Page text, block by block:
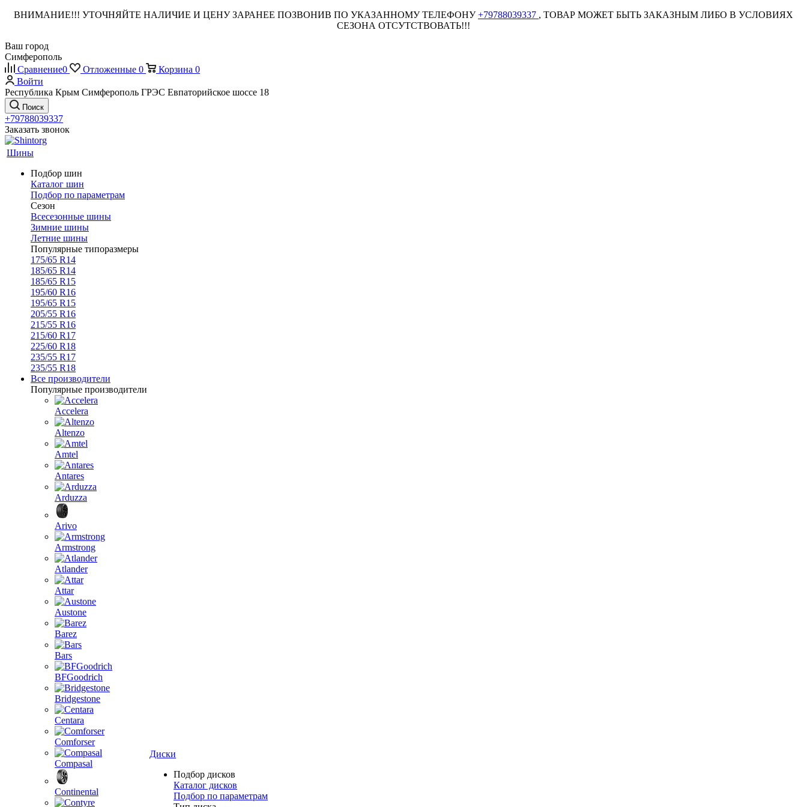
ВНИМАНИЕ!!! УТОЧНЯЙТЕ НАЛИЧИЕ И ЦЕНУ ЗАРАНЕЕ ПОЗВОНИВ ПО УКАЗАННОМУ ТЕЛЕФОНУ+79788039337 , ТОВАР МОЖЕТ БЫТЬ ЗАКАЗНЫМ ЛИБО В УСЛОВИЯХ
СЕЗОНА ОТСУТСТВОВАТЬ!!!
Ваш город
Симферополь
Сравнение0 Отложенные 0 Корзина 0
Войти
Республика Крым Симферополь ГРЭС Евпаторийское шоссе 18
Поиск
+79788039337
Заказать звонок
Шины
Подбор шин
Каталог шин
Подбор по параметрам
Сезон
Всесезонные шины
Зимние шины
Летние шины
Популярные типоразмеры
175/65 R14
185/65 R14
185/65 R15
195/60 R16
195/65 R15
205/55 R16
215/55 R16
215/60 R17
225/60 R18
235/55 R17
235/55 R18
Все производители
Популярные производители
Accelera
Altenzo
Amtel
Antares
Arduzza
Arivo
Armstrong
Atlander
Attar
Austone
Barez
Bars
BFGoodrich
Bridgestone
Centara
Comforser
Compasal
Continental
Диски
Подбор дисков
Каталог дисков
Подбор по параметрам